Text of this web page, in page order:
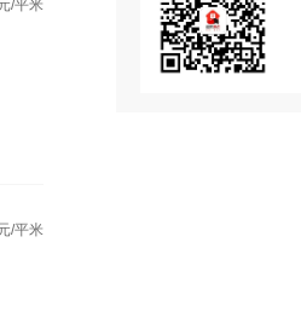
/平米
/平米